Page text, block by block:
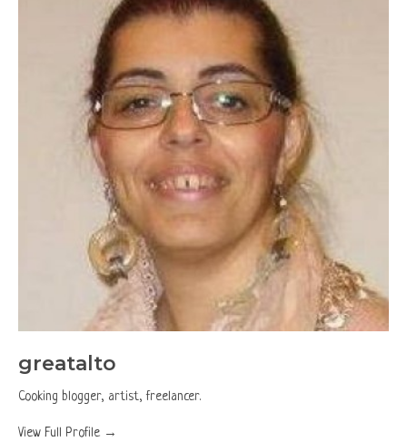
greatalto
Cooking blogger, artist, freelancer.
View Full Profile →